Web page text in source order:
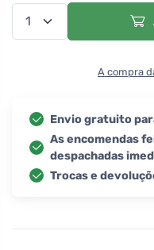
A compra
Envio gratuito
As encomendas
despachadas
Trocas e